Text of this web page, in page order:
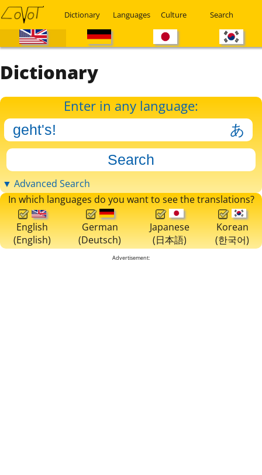
Dictionary Languages Culture Search
Dictionary
Enter in any language:
▼ Advanced Search
In which languages do you want to see the translations?
English
(English)
German
(Deutsch)
Japanese
(日本語)
Korean
(한국어)
Advertisement: